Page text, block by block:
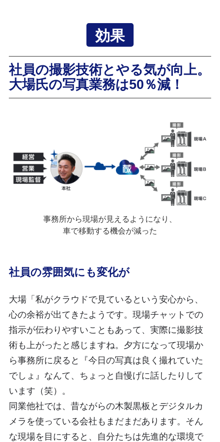
効果
社員の撮影技術とやる気が向上。
大場氏の写真業務は50％減！
事務所から現場が見えるようになり、
車で移動する機会が減った
社員の雰囲気にも変化が
大場「私がクラウドで見ているという安心から、
心の余裕が出てきたようです。現場チャットでの
指示が伝わりやすいこともあって、実際に撮影技
術も上がったと感じますね。夕方になって現場か
ら事務所に戻ると『今日の写真は良く撮れていた
でしょ』なんて、ちょっと自慢げに話したりして
います（笑）。
同業他社では、昔ながらの木製黒板とデジタルカ
メラを使っている会社もまだまだあります。そん
な現場を目にすると、自分たちは先進的な環境で